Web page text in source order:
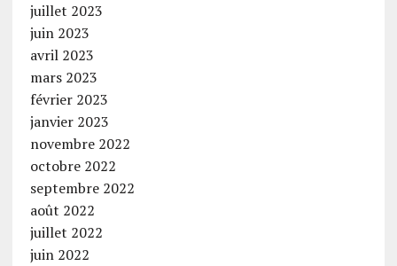
juillet 2023
juin 2023
avril 2023
mars 2023
février 2023
janvier 2023
novembre 2022
octobre 2022
septembre 2022
août 2022
juillet 2022
juin 2022